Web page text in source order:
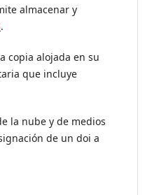
almacenar y
.
copia alojada en su
que incluye
la nube y de medios
de un doi a